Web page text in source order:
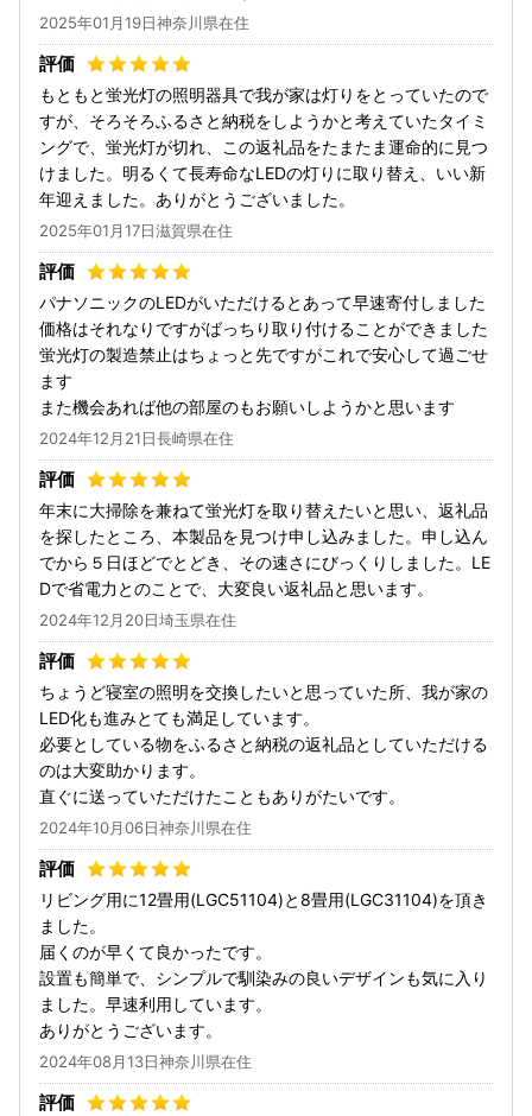
2025年01月19日神奈川県在住
もともと蛍光灯の照明器具で我が家は灯りをとっていたので
すが、そろそろふるさと納税をしようかと考えていたタイミ
ングで、蛍光灯が切れ、この返礼品をたまたま運命的に見つ
けました。明るくて長寿命なLEDの灯りに取り替え、いい新
年迎えました。ありがとうございました。
2025年01月17日滋賀県在住
パナソニックのLEDがいただけるとあって早速寄付しました
価格はそれなりですがばっちり取り付けることができました
蛍光灯の製造禁止はちょっと先ですがこれで安心して過ごせ
ます
また機会あれば他の部屋のもお願いしようかと思います
2024年12月21日長崎県在住
年末に大掃除を兼ねて蛍光灯を取り替えたいと思い、返礼品
を探したところ、本製品を見つけ申し込みました。申し込ん
でから５日ほどでとどき、その速さにびっくりしました。LE
Dで省電力とのことで、大変良い返礼品と思います。
2024年12月20日埼玉県在住
ちょうど寝室の照明を交換したいと思っていた所、我が家の
LED化も進みとても満足しています。
必要としている物をふるさと納税の返礼品としていただける
のは大変助かります。
直ぐに送っていただけたこともありがたいです。
2024年10月06日神奈川県在住
リビング用に12畳用(LGC51104)と8畳用(LGC31104)を頂き
ました。
届くのが早くて良かったです。
設置も簡単で、シンプルで馴染みの良いデザインも気に入り
ました。早速利用しています。
ありがとうございます。
2024年08月13日神奈川県在住